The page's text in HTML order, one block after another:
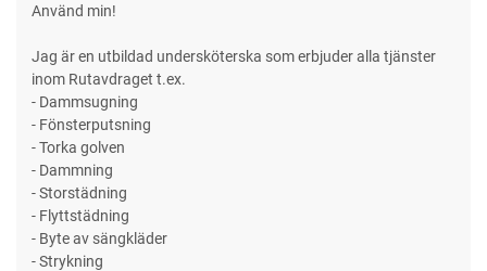
Använd min!
Jag är en utbildad undersköterska som erbjuder alla tjänster
inom Rutavdraget t.ex.
- Dammsugning
- Fönsterputsning
- Torka golven
- Dammning
- Storstädning
- Flyttstädning
- Byte av sängkläder
- Strykning